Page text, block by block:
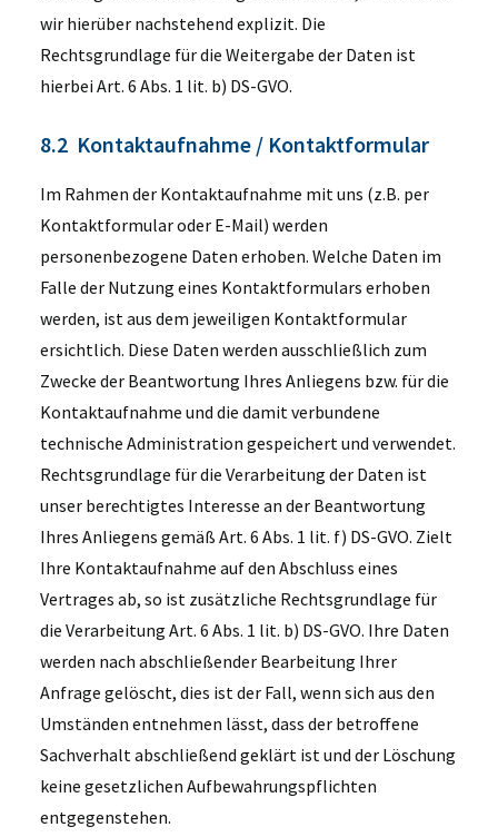
wir hierüber nachstehend explizit. Die
Rechtsgrundlage für die Weitergabe der Daten ist
hierbei Art. 6 Abs. 1 lit. b) DS-GVO.
8.2 Kontaktaufnahme / Kontaktformular
Im Rahmen der Kontaktaufnahme mit uns (z.B. per
Kontaktformular oder E-Mail) werden
personenbezogene Daten erhoben. Welche Daten im
Falle der Nutzung eines Kontaktformulars erhoben
werden, ist aus dem jeweiligen Kontaktformular
ersichtlich. Diese Daten werden ausschließlich zum
Zwecke der Beantwortung Ihres Anliegens bzw. für die
Kontaktaufnahme und die damit verbundene
technische Administration gespeichert und verwendet.
Rechtsgrundlage für die Verarbeitung der Daten ist
unser berechtigtes Interesse an der Beantwortung
Ihres Anliegens gemäß Art. 6 Abs. 1 lit. f) DS-GVO. Zielt
Ihre Kontaktaufnahme auf den Abschluss eines
Vertrages ab, so ist zusätzliche Rechtsgrundlage für
die Verarbeitung Art. 6 Abs. 1 lit. b) DS-GVO. Ihre Daten
werden nach abschließender Bearbeitung Ihrer
Anfrage gelöscht, dies ist der Fall, wenn sich aus den
Umständen entnehmen lässt, dass der betroffene
Sachverhalt abschließend geklärt ist und der Löschung
keine gesetzlichen Aufbewahrungspflichten
entgegenstehen.